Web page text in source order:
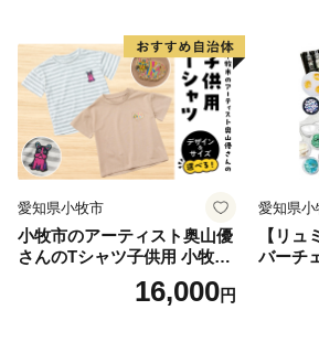
【指定の根拠】
令和７年９月２６日付け総税市第１
【指定期間】
令和７年１０月１日から令和８年９
愛知県小牧市
小牧市のアーティスト奥山優
さんのTシャツ子供用 小牧市
16,000円
愛知県小
【リュ
バーチ
ドメイ
クセサ